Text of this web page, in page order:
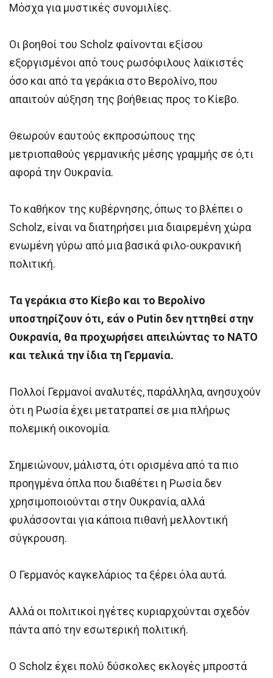
Μόσχα για μυστικές συνομιλίες.
Οι βοηθοί του Scholz φαίνονται εξίσου
εξοργισμένοι από τους ρωσόφιλους λαϊκιστές
όσο και από τα γεράκια στο Βερολίνο, που
απαιτούν αύξηση της βοήθειας προς το Κίεβο.
Θεωρούν εαυτούς εκπροσώπους της
μετριοπαθούς γερμανικής μέσης γραμμής σε ό,τι
αφορά την Ουκρανία.
Το καθήκον της κυβέρνησης, όπως το βλέπει ο
Scholz, είναι να διατηρήσει μια διαιρεμένη χώρα
ενωμένη γύρω από μια βασικά φιλο-ουκρανική
πολιτική.
Τα γεράκια στο Κίεβο και το Βερολίνο
υποστηρίζουν ότι, εάν ο Putin δεν ηττηθεί στην
Ουκρανία, θα προχωρήσει απειλώντας το ΝΑΤΟ
και τελικά την ίδια τη Γερμανία.
Πολλοί Γερμανοί αναλυτές, παράλληλα, ανησυχούν
ότι η Ρωσία έχει μετατραπεί σε μια πλήρως
πολεμική οικονομία.
Σημειώνουν, μάλιστα, ότι ορισμένα από τα πιο
προηγμένα όπλα που διαθέτει η Ρωσία δεν
χρησιμοποιούνται στην Ουκρανία, αλλά
φυλάσσονται για κάποια πιθανή μελλοντική
σύγκρουση.
Ο Γερμανός καγκελάριος τα ξέρει όλα αυτά.
Αλλά οι πολιτικοί ηγέτες κυριαρχούνται σχεδόν
πάντα από την εσωτερική πολιτική.
Ο Scholz έχει πολύ δύσκολες εκλογές μπροστά